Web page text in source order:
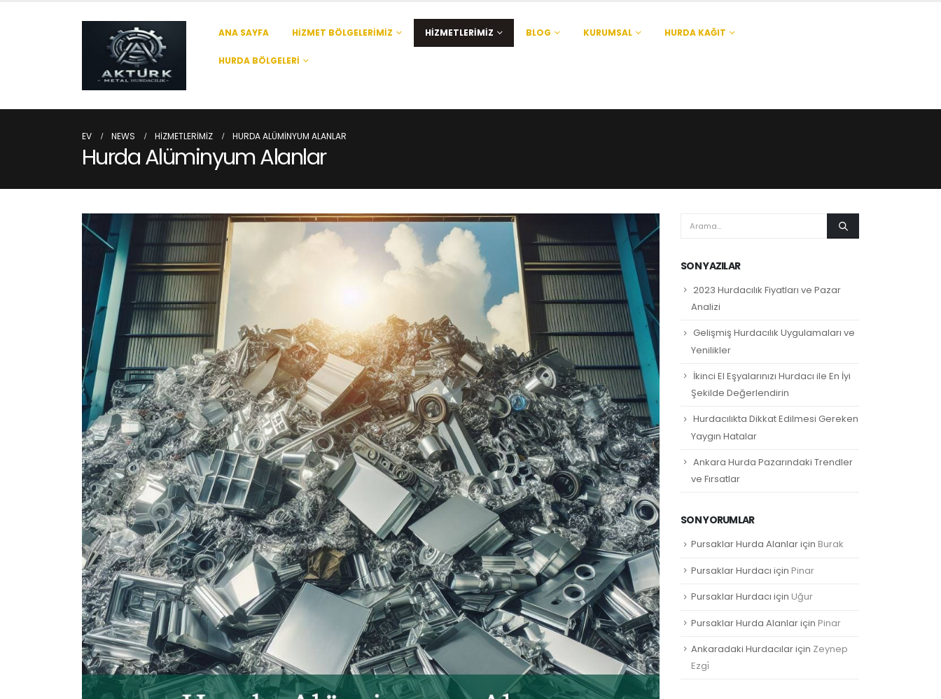
ANA SAYFA HIZMET BÖLGELERIMIZ HIZMETLERIMIZ BLOG KURUMSAL HURDA KAĞIT
HURDA BÖLGELERI
EV NEWS HIZMETLERIMIZ HURDA ALÜMINYUM ALANLAR
Hurda Alüminyum Alanlar
SON YAZILAR
2023 Hurdacılık Fiyatları ve Pazar
Analizi
Gelişmiş Hurdacılık Uygulamaları ve
Yenilikler
İkinci El Eşyalarınızı Hurdacı ile En İyi
Şekilde Değerlendirin
Hurdacılıkta Dikkat Edilmesi Gereken
Yaygın Hatalar
Ankara Hurda Pazarındaki Trendler
ve Fırsatlar
SON YORUMLAR
Pursaklar Hurda Alanlariçin Burak
Pursaklar Hurdacı için Pinar
Pursaklar Hurdacı için Uğur
Pursaklar Hurda Alanlariçin Pinar
Ankaradaki Hurdacılariçin Zeynep
Ezgi̇